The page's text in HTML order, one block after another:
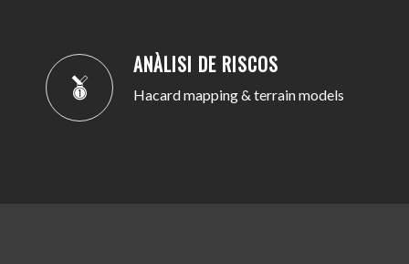
ANÀLISI DE RISCOS
Hacard mapping & terrain models